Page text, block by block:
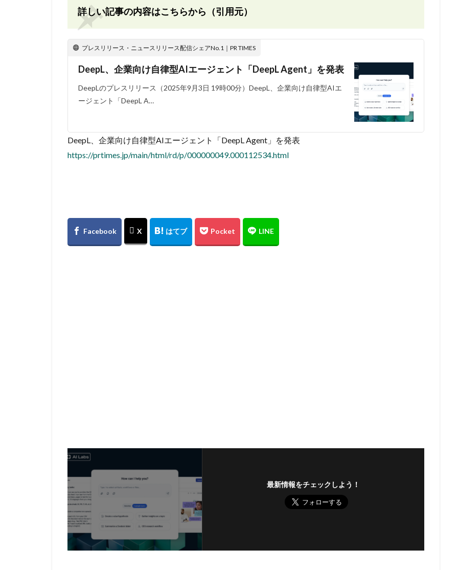
詳しい記事の内容はこちらから（引用元）
プレスリリース・ニュースリリース配信シェアNo.1｜PR TIMES
DeepL、企業向け自律型AIエージェント「DeepL Agent」を発表
DeepLのプレスリリース（2025年9月3日 19時00分）DeepL、企業向け自律型AIエ
ージェント「DeepL A…
DeepL、企業向け自律型AIエージェント「DeepL Agent」を発表
https://prtimes.jp/main/html/rd/p/000000049.000112534.html
最新情報をチェックしよう！